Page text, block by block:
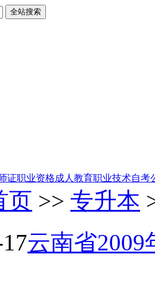
证职业资格成人教育职业技术自考
页 >> 专升本
云南省2009